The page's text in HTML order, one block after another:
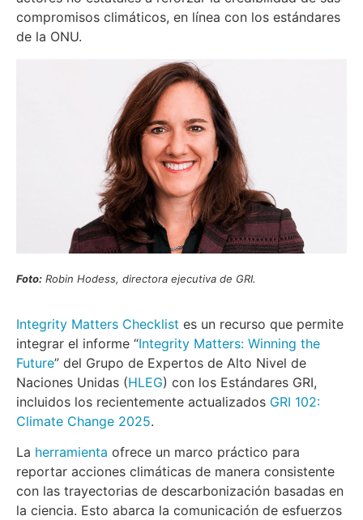
compromisos climáticos, en línea con los estándares
de la ONU.
Foto: Robin Hodess, directora ejecutiva de GRI.
Integrity Matters Checklist es un recurso que permite
integrar el informe “Integrity Matters: Winning the
Future” del Grupo de Expertos de Alto Nivel de
Naciones Unidas (HLEG) con los Estándares GRI,
incluidos los recientemente actualizados GRI 102:
Climate Change 2025.
La herramienta ofrece un marco práctico para
reportar acciones climáticas de manera consistente
con las trayectorias de descarbonización basadas en
la ciencia. Esto abarca la comunicación de esfuerzos